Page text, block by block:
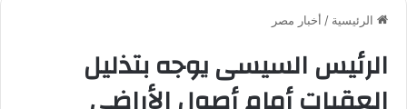
الرئيسية / أخبار مصر
الرئيس السيسى يوجه بتذليل